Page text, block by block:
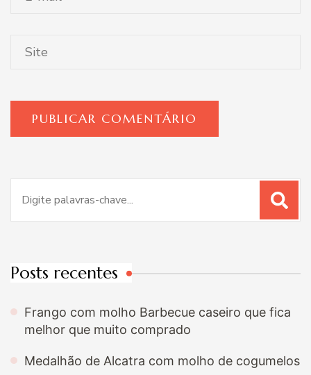
por:
Posts recentes
Frango com molho Barbecue caseiro que fica
melhor que muito comprado
Medalhão de Alcatra com molho de cogumelos